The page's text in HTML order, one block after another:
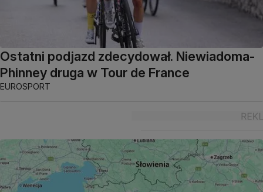
Ostatni podjazd zdecydował. Niewiadoma-
Phinney druga w Tour de France
EUROSPORT